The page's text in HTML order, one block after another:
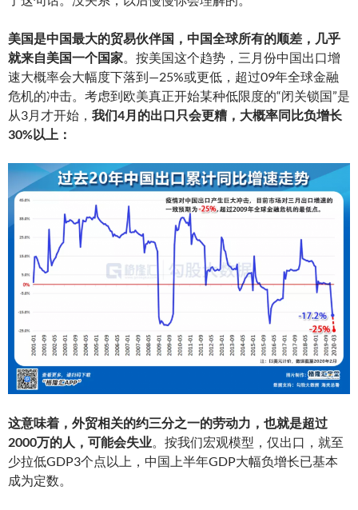
美国是中国最大的贸易伙伴国，中国全球所有的顺差，几乎
就来自美国一个国家。按美国这个趋势，三月份中国出口增
速大概率会大幅度下落到—25%或更低，超过09年全球金融
危机的冲击。考虑到欧美真正开始某种低限度的“闭关锁国”是
从3月才开始， 我们4月的出口只会更糟，大概率同比负增长
30%以上：
这意味着，外贸相关的约三分之一的劳动力，也就是超过
2000万的人，可能会失业。按我们宏观模型，仅出口，就至
少拉低GDP3个点以上，中国上半年GDP大幅负增长已基本
成为定数。